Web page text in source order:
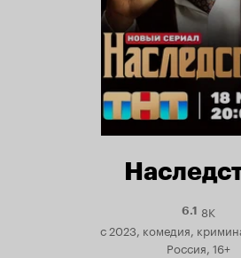
6.1Рейтинг
6.1
8K
с 2023, комедия,
Россия, 16+